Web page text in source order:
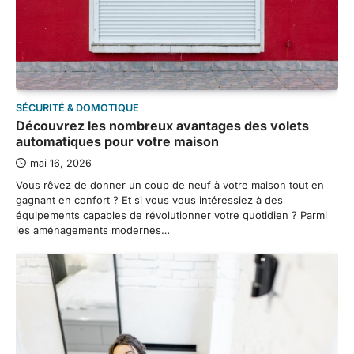
SÉCURITÉ & DOMOTIQUE
Découvrez les nombreux avantages des volets
automatiques pour votre maison
mai 16, 2026
Vous rêvez de donner un coup de neuf à votre maison tout en
gagnant en confort ? Et si vous vous intéressiez à des
équipements capables de révolutionner votre quotidien ? Parmi
les aménagements modernes…